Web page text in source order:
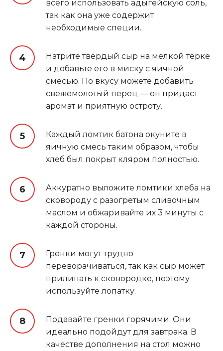
всего использовать адыгейскую соль,
так как она уже содержит
необходимые специи.
Натрите твёрдый сыр на мелкой тёрке
и добавьте его в миску с яичной
смесью. По вкусу можете добавить
свежемолотый перец — он придаст
аромат и приятную остроту.
Каждый ломтик батона окуните в
яичную смесь таким образом, чтобы
хлеб был покрыт кляром полностью.
Аккуратно выложите ломтики хлеба на
сковороду с разогретым сливочным
маслом и обжаривайте их 3 минуты с
каждой стороны.
Гренки могут трудно
переворачиваться, так как сыр может
прилипать к сковородке, поэтому
используйте лопатку.
Подавайте гренки горячими. Они
идеально подойдут для завтрака. В
качестве дополнения на стол можно